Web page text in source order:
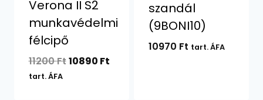
Verona II S2
munkavédelmi
félcipő
11200FtOriginal
10890 FtCurrent
tart. ÁFA
szandál
(9BONI10)
10970 Ft tart. ÁFA